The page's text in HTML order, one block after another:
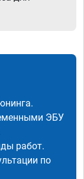
ЭБУ
работ.
по